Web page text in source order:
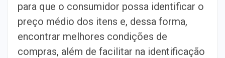
para que o consumidor possa identificar o
preço médio dos itens e, dessa forma,
encontrar melhores condições de
compras, além de facilitar na identificação